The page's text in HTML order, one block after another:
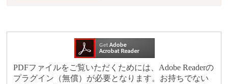
PDFファイルをご覧いただくためには、Adobe Readerの
プラグイン（無償）が必要となります。お持ちでない